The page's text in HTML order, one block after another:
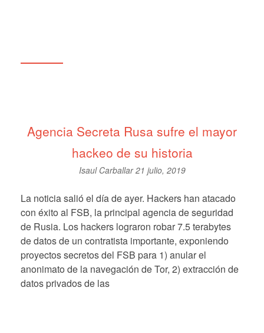
Agencia Secreta Rusa sufre el mayor
hackeo de su historia
Isaul Carballar21 julio, 2019
La noticia salió el día de ayer. Hackers han atacado
con éxito al FSB, la principal agencia de seguridad
de Rusia. Los hackers lograron robar 7.5 terabytes
de datos de un contratista importante, exponiendo
proyectos secretos del FSB para 1) anular el
anonimato de la navegación de Tor, 2) extracción de
datos privados de las